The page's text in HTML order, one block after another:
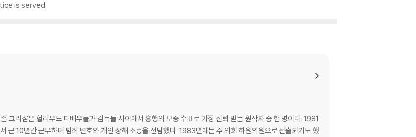
is served.
리샴은 헐리우드 대배우들과 감독들 사이에서 흥행의 보증 수표로 가장 신뢰 받는 원작자 중 한 명이다. 1981
근 10년간 근무하며 범죄 변호와 개인 상해 소송을 전담했다. 1983년에는 주 의회 하원의원으로 선출되기도 했